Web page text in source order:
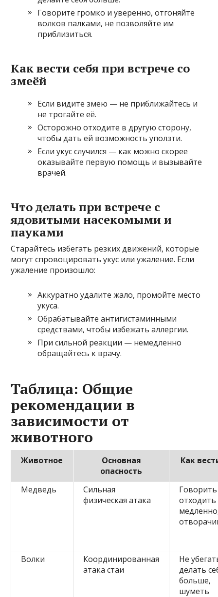
Говорите громко и уверенно, отгоняйте
волков палками, не позволяйте им
приблизиться.
Как вести себя при встрече со
змеёй
Если видите змею — не приближайтесь и
не трогайте её.
Осторожно отходите в другую сторону,
чтобы дать ей возможность уползти.
Если укус случился — как можно скорее
оказывайте первую помощь и вызывайте
врачей.
Что делать при встрече с
ядовитыми насекомыми и
пауками
Старайтесь избегать резких движений, которые
могут спровоцировать укус или ужаление. Если
ужаление произошло:
Аккуратно удалите жало, промойте место
укуса.
Обрабатывайте антигистаминными
средствами, чтобы избежать аллергии.
При сильной реакции — немедленно
обращайтесь к врачу.
Таблица: Общие
рекомендации в
зависимости от
животного
Животное
Основная
опасность
Как
Медведь
Сильная
физическая атака
отходить
Волки
Координированная
атака стаи
Не
делать
больше,
шуметь